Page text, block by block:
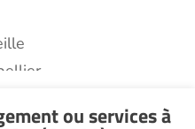
ou servicesà